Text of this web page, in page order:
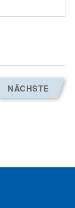
NÄCHSTE